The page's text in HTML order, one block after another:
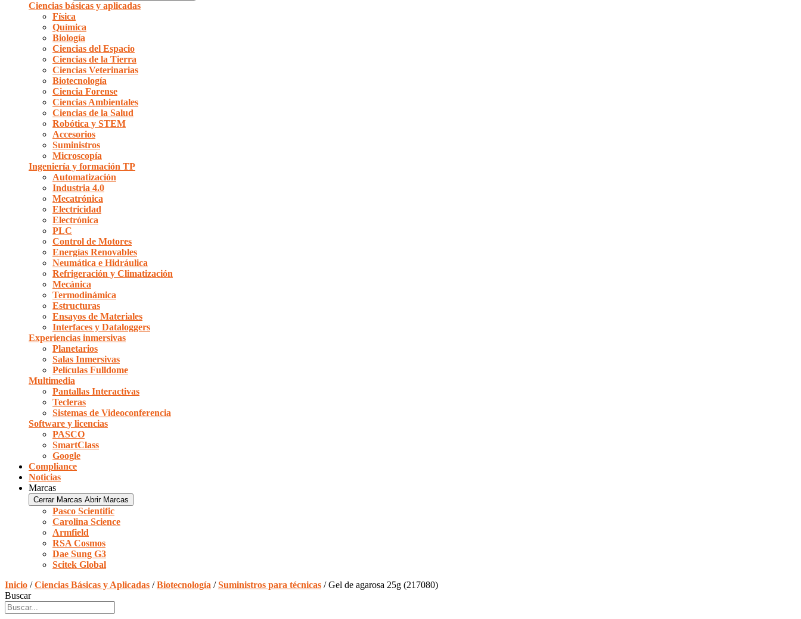
Ciencias básicas y aplicadas
Física
Química
Biología
Ciencias del Espacio
Ciencias de la Tierra
Ciencias Veterinarias
Biotecnología
Ciencia Forense
Ciencias Ambientales
Ciencias de la Salud
Robótica y STEM
Accesorios
Suministros
Microscopía
Ingeniería y formación TP
Automatización
Industria 4.0
Mecatrónica
Electricidad
Electrónica
PLC
Control de Motores
Energías Renovables
Neumática e Hidráulica
Refrigeración y Climatización
Mecánica
Termodinámica
Estructuras
Ensayos de Materiales
Interfaces y Dataloggers
Experiencias inmersivas
Planetarios
Salas Inmersivas
Películas Fulldome
Multimedia
Pantallas Interactivas
Tecleras
Sistemas de Videoconferencia
Software y licencias
PASCO
SmartClass
Google
Compliance
Noticias
Marcas
Cerrar Marcas Abrir Marcas
Pasco Scientific
Carolina Science
Armfield
RSA Cosmos
Dae Sung G3
Scitek Global
Inicio /Ciencias Básicas y Aplicadas /Biotecnología /Suministros para técnicas / Gel de agarosa 25g (217080)
Buscar